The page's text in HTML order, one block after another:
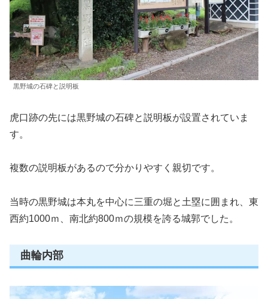
黒野城の石碑と説明板
虎口跡の先には黒野城の石碑と説明板が設置されていま
す。
複数の説明板があるので分かりやすく親切です。
当時の黒野城は本丸を中心に三重の堀と土塁に囲まれ、東
西約1000ｍ、南北約800ｍの規模を誇る城郭でした。
曲輪内部